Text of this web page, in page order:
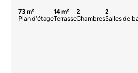
73 m²
Plan d'étage
14 m²
Terrasse
2
Chambres
2
Salles de